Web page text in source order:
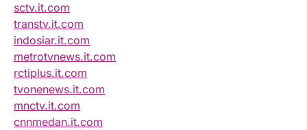
sctv.it.com
transtv.it.com
indosiar.it.com
metrotvnews.it.com
rctiplus.it.com
tvonenews.it.com
mnctv.it.com
cnnmedan.it.com